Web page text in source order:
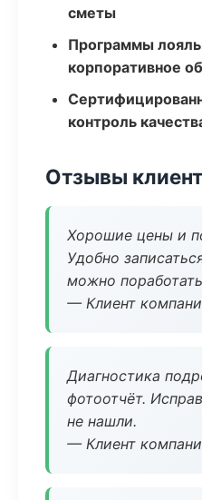
сметы
Программы
корпоративное
контроль
Отзывы
Хорошие цены и
Удобно
можно
— Клиент
Диагностика
фотоотчёт.
не нашли.
— Клиент